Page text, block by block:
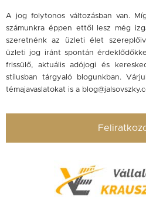
A jog folytonos változásban van.
számunkra éppen ettől lesz még
szeretnénk az üzleti élet
üzleti jog iránt spontán
frissülő, aktuális adójogi és
stílusban tárgyaló blogunkban.
témajavaslatokat is a